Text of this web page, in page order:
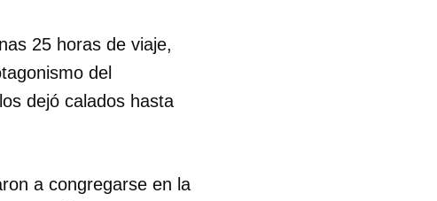
25 horas de viaje,
del
dejó calados hasta
a congregarse en la